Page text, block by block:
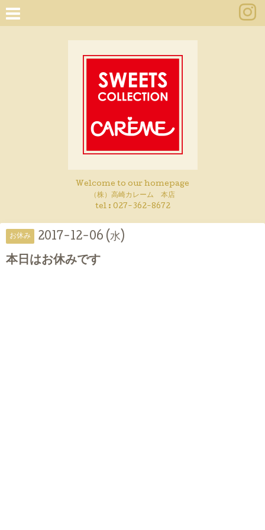
Welcome to our homepage
（株）高崎カレーム 本店
tel : 027-362-8672
お休み 2017-12-06 (水)
本日はお休みです